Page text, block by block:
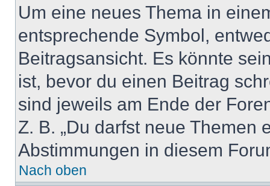
Um eine neues Thema in
entsprechende Symbol,
Beitragsansicht. Es könnte
ist, bevor du einen Beitrag
sind jeweils am Ende der
Z. B. „Du darfst neue Themen
Abstimmungen in diesem
Nach oben